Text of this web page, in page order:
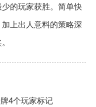
的玩家获胜。简单快
上出人意料的策略深
4个玩家标记